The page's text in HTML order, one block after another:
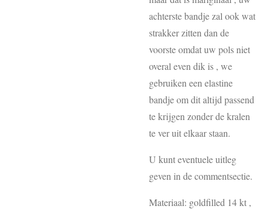
achterste bandje zal ook wat
strakker zitten dan de
voorste omdat uw pols niet
overal even dik is , we
gebruiken een elastine
bandje om dit altijd passend
te krijgen zonder de kralen
te ver uit elkaar staan.
U kunt eventuele uitleg
geven in de commentsectie.
Materiaal: goldfilled 14 kt ,